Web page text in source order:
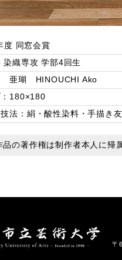
度 同窓会賞
染織専攻 学部4回生
亜瑚 HINOUCHI Ako
180×180
法：絹・酸性染料・手描き
品の著作権は制作者本人に帰
〒